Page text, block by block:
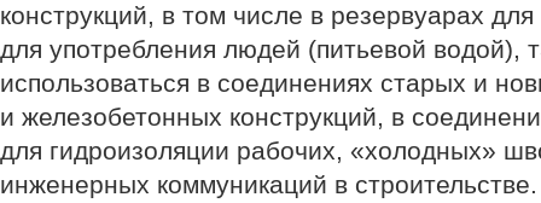
конструкций, в том числе в резервуарах
для употребления людей (питьевой водой),
использоваться в соединениях старых и
и железобетонных конструкций, в
для гидроизоляции рабочих, «холодных»
инженерных коммуникаций в